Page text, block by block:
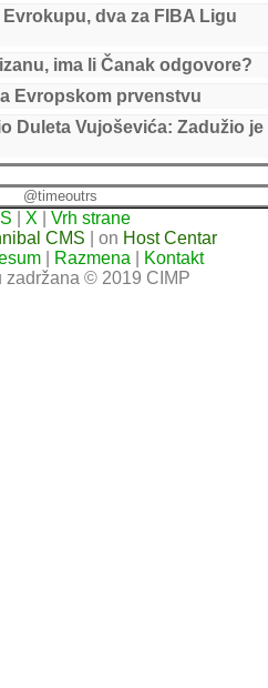
dva za FIBA Ligu
ima li Čanak odgovore?
Evropskom prvenstvu
Duleta Vujoševića: Zadužio je
@timeoutrs
X |Vrh strane
CMS | on Host Centar
Razmena
Kontakt
zadržana © 2019 CIMP